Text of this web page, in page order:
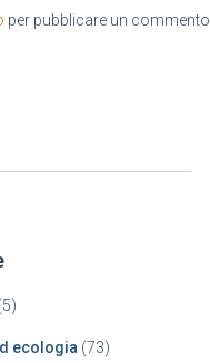
per pubblicare un commento.
ecologia (73)